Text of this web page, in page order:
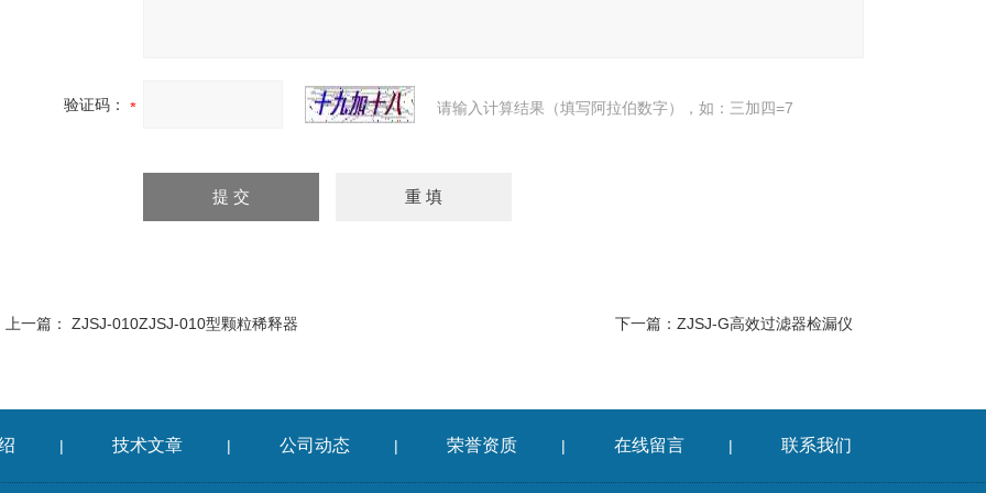
验证码： 请输入计算结果（填写阿拉伯数字），如：三加四=7
上一篇： ZJSJ-010ZJSJ-010型颗粒稀释器 下一篇： ZJSJ-G高效过滤器检漏仪
| 技术文章 | 公司动态 | 荣誉资质 | 在线留言 | 联系我们